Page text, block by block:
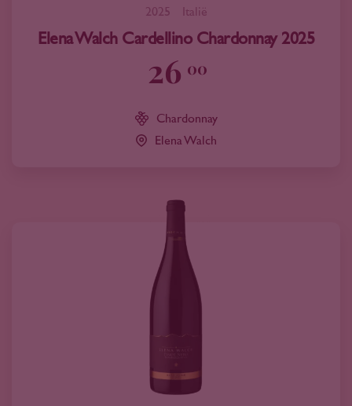
2025 Italië
Elena Walch Cardellino Chardonnay 2025
26 00
Chardonnay
Elena Walch